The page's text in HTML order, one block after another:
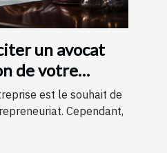
un avocat
de votre
est le souhait de
Cependant,